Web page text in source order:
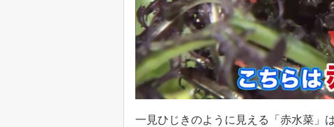
一見ひじきのように見える「赤水菜」